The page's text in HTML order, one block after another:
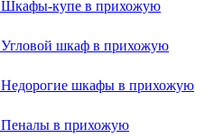
Шкафы-купе в прихожую
Угловой шкаф в прихожую
Недорогие шкафы в прихожую
Пеналы в прихожую